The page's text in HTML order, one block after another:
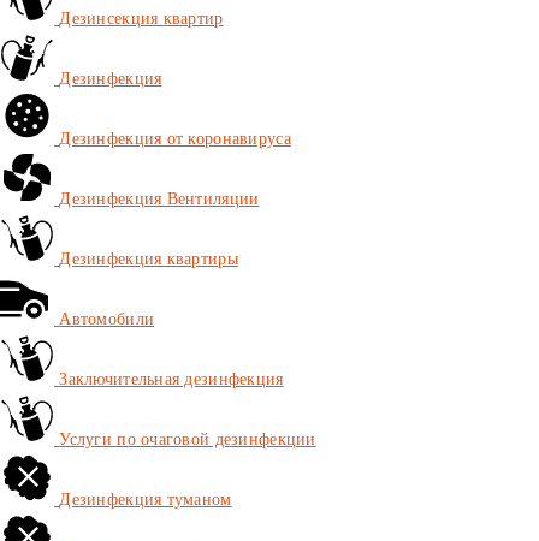
Дезинсекция квартир
Дезинфекция
Дезинфекция от коронавируса
Дезинфекция Вентиляции
Дезинфекция квартиры
Автомобили
Заключительная дезинфекция
Услуги по очаговой дезинфекции
Дезинфекция туманом